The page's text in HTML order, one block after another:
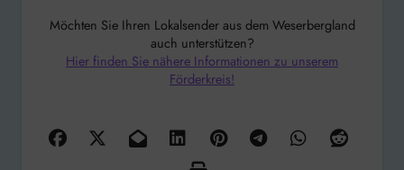
Möchten Sie Ihren Lokalsender aus dem Weserbergland
auch unterstützen?
Hier finden Sie nähere Informationen zu unserem
Förderkreis!